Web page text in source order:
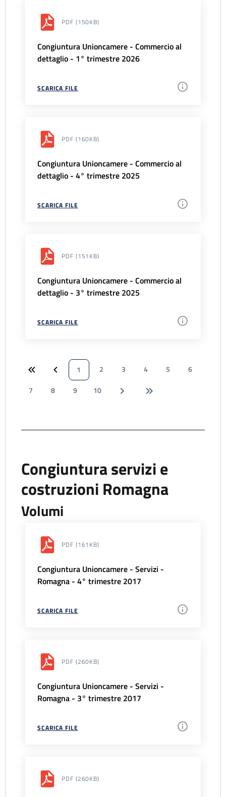
PDF (150KB)
Congiuntura Unioncamere - Commercio al
dettaglio - 1° trimestre 2026
SCARICA FILE
PDF (160KB)
Congiuntura Unioncamere - Commercio al
dettaglio - 4° trimestre 2025
SCARICA FILE
PDF (151KB)
Congiuntura Unioncamere - Commercio al
dettaglio - 3° trimestre 2025
SCARICA FILE
1 2 3 4 5
6
7
8 9 10
Congiuntura servizi e
costruzioni Romagna
Volumi
PDF (161KB)
Congiuntura Unioncamere - Servizi -
Romagna - 4° trimestre 2017
SCARICA FILE
PDF (260KB)
Congiuntura Unioncamere - Servizi -
Romagna - 3° trimestre 2017
SCARICA FILE
PDF (260KB)